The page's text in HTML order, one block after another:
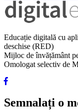
Educație digitală cu
deschise (RED)
Mijloc de învățământ
Omologat selectiv de
Semnalați o